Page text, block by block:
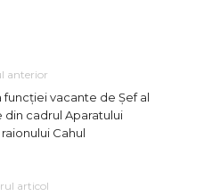
anterior
vacante de Șef al
cadrul Aparatului
Cahul
articol